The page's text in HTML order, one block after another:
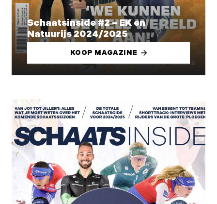
Schaatsinside #2 – EK en
Natuurijs 2024/2025
KOOP MAGAZINE